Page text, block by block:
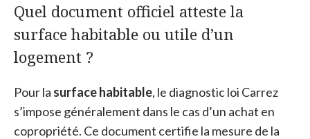
Quel document officiel atteste la
surface habitable ou utile d’un
logement ?
Pour la surface habitable, le diagnostic loi Carrez
s’impose généralement dans le cas d’un achat en
copropriété. Ce document certifie la mesure de la